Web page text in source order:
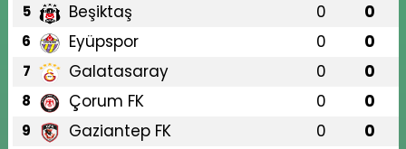
5 Beşiktaş 0 0
6 Eyüpspor 0 0
7 Galatasaray 0 0
8 Çorum FK 0 0
9 Gaziantep FK 0 0